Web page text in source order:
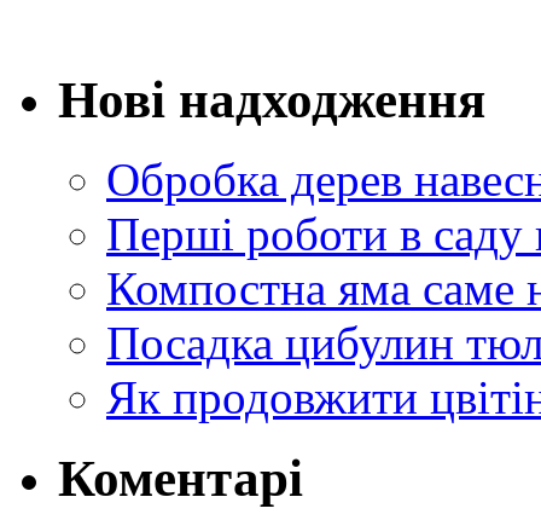
Нові надходження
Обробка дерев
Перші роботи в саду
Компостна яма саме
Посадка цибулин
Як продовжити
Коментарі